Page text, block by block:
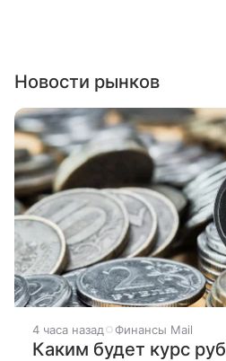
Новости рынков
4 часа назад Финансы Mail
Каким будет курс